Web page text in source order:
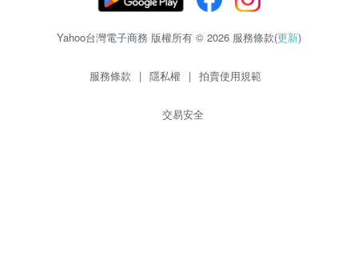
Yahoo台灣電子商務 版權所有 © 2026 服務條款(更新)
服務條款 | 隱私權 | 拍賣使用規範
交易安全